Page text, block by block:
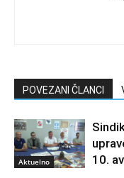
POVEZANI ČLANCI
Aktuelno
10.